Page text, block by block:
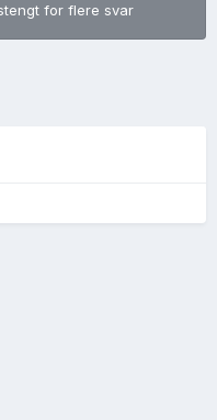
for flere svar